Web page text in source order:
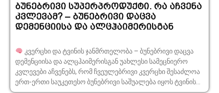
ბუნებრივი სუპერპროდუქტი. რა აჩვენა
კვლევამ? – ბუნებრივი დაცვა
დემენციისა და ალცჰაიმერისგან
კვერცხი და ტვინის ჯანმრთელობა – ბუნებრივი დაცვა
დემენციისა და ალცჰაიმერისგან უახლესი სამეცნიერო
კვლევები აჩვენებს, რომ ჩვეულებრივი კვერცხი შესაძლოა
ერთ-ერთი საუკეთესო ბუნებრივი საშუალება იყოს ტვინის...